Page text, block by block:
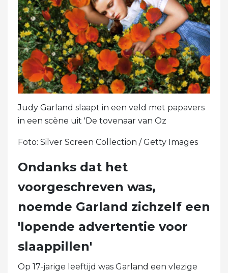
Judy Garland slaapt in een veld met papavers
in een scène uit 'De tovenaar van Oz
Foto: Silver Screen Collection / Getty Images
Ondanks dat het
voorgeschreven was,
noemde Garland zichzelf een
'lopende advertentie voor
slaappillen'
Op 17-jarige leeftijd was Garland een vlezige